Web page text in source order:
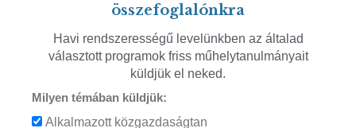
összefoglalónkra
Havi rendszerességű levelünkben az általad
választott programok friss műhelytanulmányait
küldjük el neked.
Milyen témában küldjük:
Alkalmazott közgazdaságtan